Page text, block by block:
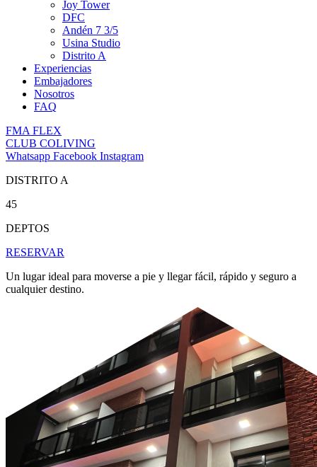
Joy Tower
DFC
Andén 7 3/5
Usina Studio
Distrito A
Experiencias
Embajadores
Nosotros
FAQ
FMA FLEX
CLUB COLIVING
Whatsapp Facebook Instagram
DISTRITO A
45
DEPTOS
RESERVAR
Un lugar ideal para moverse a pie y llegar fácil, rápido y seguro a
cualquier destino.